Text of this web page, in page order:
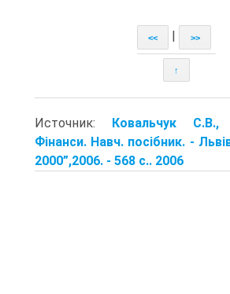
<< >>
↑
Источник: Ковальчук
Фінанси. Навч. посібник. -
2000”,2006. - 568 с.. 2006